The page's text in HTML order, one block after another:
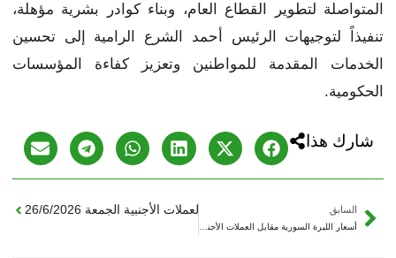
المتواصلة لتطوير القطاع العام، وبناء كوادر بشرية مؤهلة،
تنفيذاً لتوجيهات الرئيس أحمد الشرع الرامية إلى تحسين
الخدمات المقدمة للمواطنين وتعزيز كفاءة المؤسسات
الحكومية.
شارك هذا
السابقالتاليأسعار الليرة السورية مقابل العملات الأجنبية الجمعة 26/6/2026